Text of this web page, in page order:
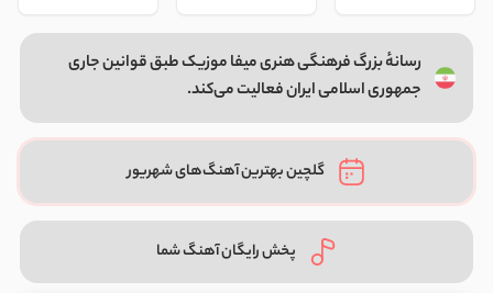
رسانهٔ بزرگ فرهنگی هنری میفا موزیک طبق قوانین جاری
جمهوری اسلامی ایران فعالیت می‌کند.
گلچین بهترین آهنگ‌های شهریور
پخش رایگان آهنگ شما